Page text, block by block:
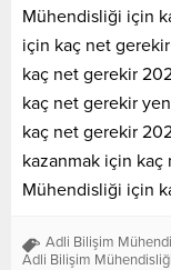
Mühendisliği için
için kaç net
kaç net gerekir
kaç net gerekir
kaç net gerekir
kazanmak için
Mühendisliği için
Adli Bilişim
Adli Bilişim